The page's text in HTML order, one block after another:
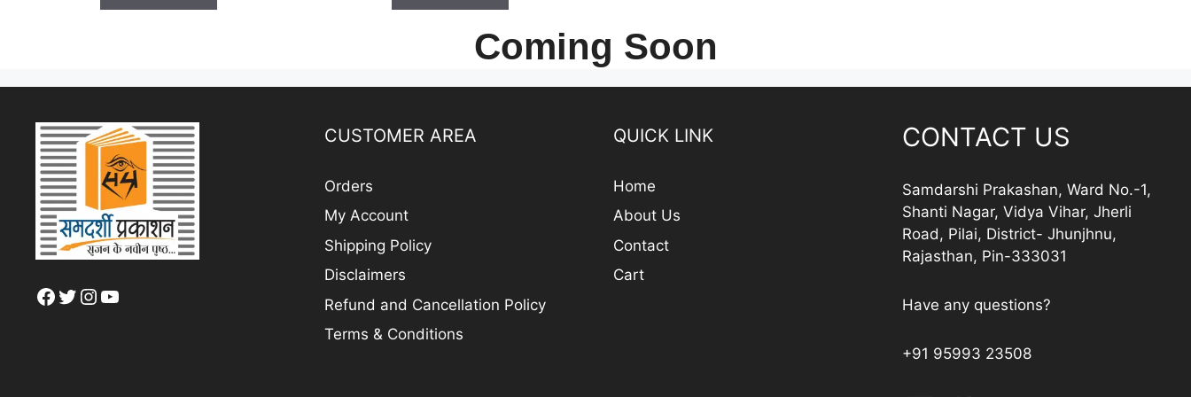
5
Coming Soon
Facebook
Twitter
Instagram
YouTube
CUSTOMER AREA
Orders
My Account
Shipping Policy
Disclaimers
Refund and Cancellation Policy
Terms & Conditions
QUICK LINK
Home
About Us
Contact
Cart
CONTACT US
Samdarshi Prakashan, Ward No.-1,
Shanti Nagar, Vidya Vihar, Jherli
Road, Pilai, District- Jhunjhnu,
Rajasthan, Pin-333031
Have any questions?
+91 95993 23508